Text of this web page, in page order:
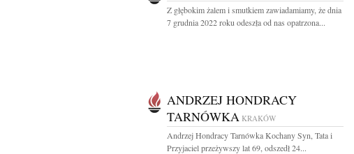
Z głębokim żalem i smutkiem zawiadamiamy, że dnia
7 grudnia 2022 roku odeszła od nas opatrzona...
ANDRZEJ HONDRACY
TARNÓWKA KRAKÓW
Andrzej Hondracy Tarnówka Kochany Syn, Tata i
Przyjaciel przeżywszy lat 69, odszedł 24...